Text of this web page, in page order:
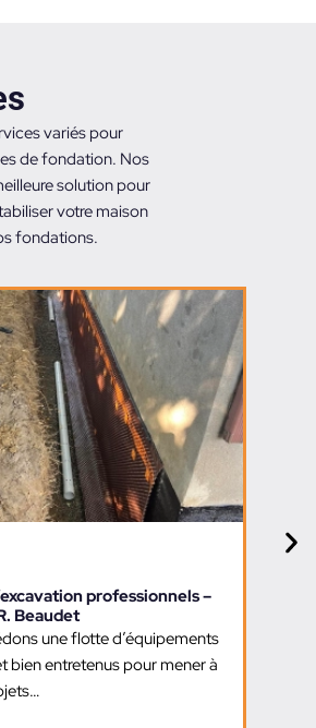
variés pour
de fondation. Nos
solution pour
votre maison
fondations.
professionnels –
Beaudet
une flotte d’équipements
bien entretenus pour mener à